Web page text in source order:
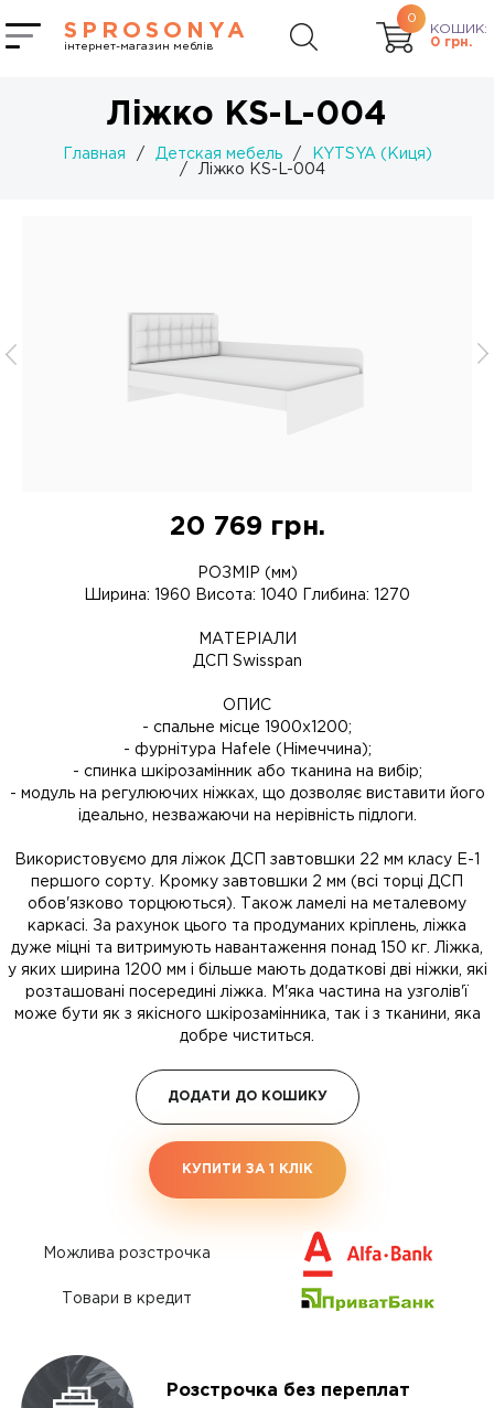
SPROSONYA
інтернет-магазин меблів
0
КОШИК:
0 грн.
Ліжко KS-L-004
Главная / Детская мебель /
KYTSYA (Киця)
/
Ліжко KS-L-004
20 769 грн.
РОЗМІР (мм)
Ширина: 1960 Висота: 1040 Глибина: 1270
МАТЕРІАЛИ
ДСП Swisspan
ОПИС
- спальне місце 1900х1200;
- фурнітура Hafele (Німеччина);
- спинка шкірозамінник або тканина на вибір;
- модуль на регулюючих ніжках, що дозволяє виставити його
ідеально, незважаючи на нерівність підлоги.
Використовуємо для ліжок ДСП завтовшки 22 мм класу Е-1
першого сорту. Кромку завтовшки 2 мм (всі торці ДСП
обов'язково торцюються). Також ламелі на металевому
каркасі. За рахунок цього та продуманих кріплень, ліжка
дуже міцні та витримують навантаження понад 150 кг. Ліжка,
у яких ширина 1200 мм і більше мають додаткові дві ніжки, які
розташовані посередині ліжка. М'яка частина на узголів'ї
може бути як з якісного шкірозамінника, так і з тканини, яка
добре чиститься.
ДОДАТИ ДО КОШИКУ
КУПИТИ ЗА 1 КЛIК
Можлива розстрочка
Товари в кредит
Розстрочка без переплат